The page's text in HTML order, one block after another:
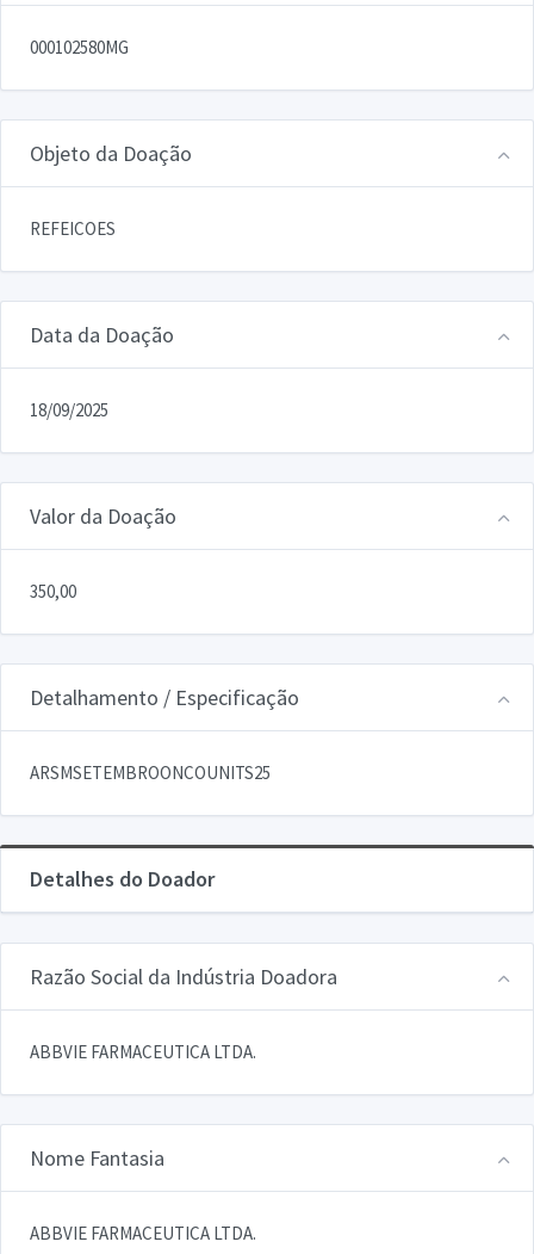
000102580MG
Objeto da Doação
REFEICOES
Data da Doação
18/09/2025
Valor da Doação
350,00
Detalhamento / Especificação
ARSMSETEMBROONCOUNITS25
Detalhes do Doador
Razão Social da Indústria Doadora
ABBVIE FARMACEUTICA LTDA.
Nome Fantasia
ABBVIE FARMACEUTICA LTDA.